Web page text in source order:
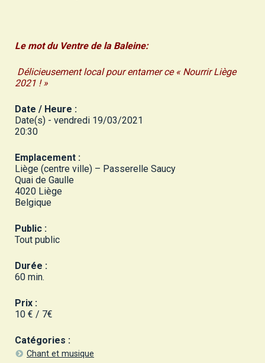
Le mot du Ventre de la Baleine:
Délicieusement local pour entamer ce « Nourrir Liège
2021 ! »
Date / Heure :
Date(s) - vendredi 19/03/2021
20:30
Emplacement :
Liège (centre ville) – Passerelle Saucy
Quai de Gaulle
4020 Liège
Belgique
Public :
Tout public
Durée :
60 min.
Prix :
10 € / 7€
Catégories :
Chant et musique